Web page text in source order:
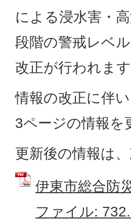
による浸水害・
段階の警戒レベ
改正が行われます
情報の改正に伴
3ページの情報を
更新後の情報は
伊東市総合防
ファイル: